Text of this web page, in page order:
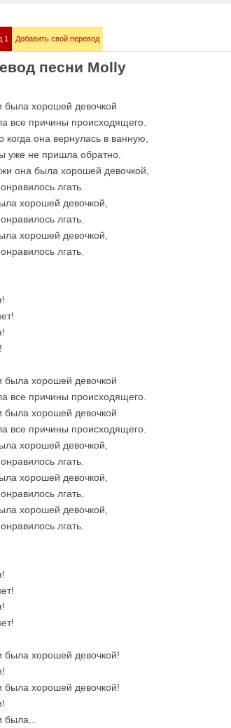
1 Добавить свой перевод
песни Molly
была хорошей девочкой
все причины происходящего.
когда она вернулась в ванную,
уже не пришла обратно.
она была хорошей девочкой,
лгать.
хорошей девочкой,
лгать.
хорошей девочкой,
лгать.
была хорошей девочкой
все причины происходящего.
была хорошей девочкой
все причины происходящего.
хорошей девочкой,
лгать.
хорошей девочкой,
лгать.
хорошей девочкой,
лгать.
была хорошей девочкой!
была хорошей девочкой!